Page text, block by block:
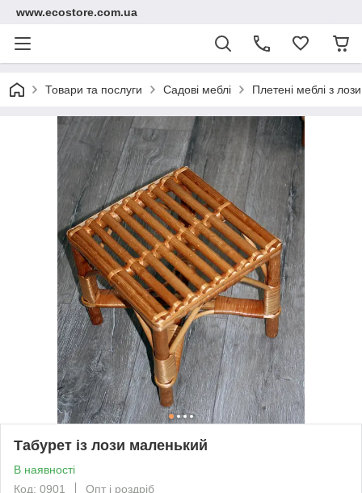
www.ecostore.com.ua
Товари та послуги Садові меблі Плетені меблі з лози
Табурет із лози маленький
В наявності
Код: 0901
Опт і роздріб